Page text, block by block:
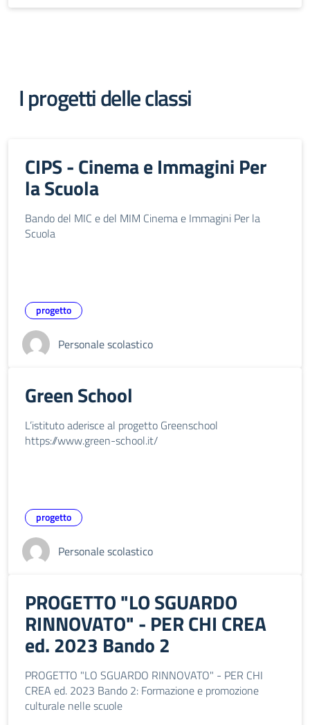
I progetti delle classi
CIPS - Cinema e Immagini Per
la Scuola
Bando del MIC e del MIM Cinema e Immagini Per la
Scuola
progetto
Personale scolastico
Green School
L’istituto aderisce al progetto Greenschool
https://www.green-school.it/
progetto
Personale scolastico
PROGETTO "LO SGUARDO
RINNOVATO" - PER CHI CREA
ed. 2023 Bando 2
PROGETTO "LO SGUARDO RINNOVATO" - PER CHI
CREA ed. 2023 Bando 2: Formazione e promozione
culturale nelle scuole